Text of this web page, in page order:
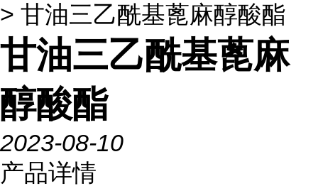
> 甘油三乙酰基蓖麻醇酸酯
甘油三乙酰基蓖麻
醇酸酯
2023-08-10
产品详情